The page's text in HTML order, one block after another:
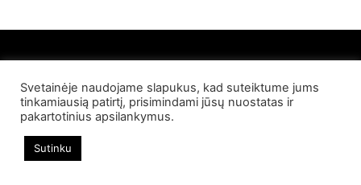
© 2022 Palangos NT. Visos teisės saugomos
Svetainėje naudojame slapukus, kad suteiktume jums
tinkamiausią patirtį, prisimindami jūsų nuostatas ir
pakartotinius apsilankymus.
Sutinku